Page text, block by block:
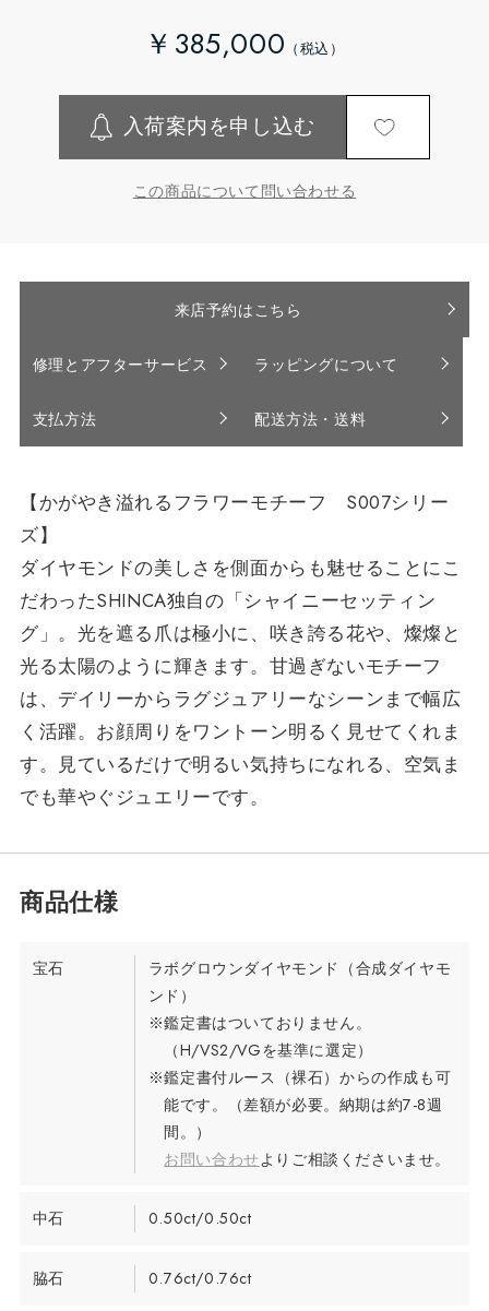
￥385,000
入荷案内を申し込む
この商品について問い合わせる
来店予約はこちら
修理とアフターサービス ラッピングについて
支払方法 配送方法・送料
【かがやき溢れるフラワーモチーフ S007シリー
ズ】
ダイヤモンドの美しさを側面からも魅せることにこ
だわったSHINCA独自の「シャイニーセッティン
グ」。光を遮る爪は極小に、咲き誇る花や、燦燦と
光る太陽のように輝きます。甘過ぎないモチーフ
は、デイリーからラグジュアリーなシーンまで幅広
く活躍。お顔周りをワントーン明るく見せてくれま
す。見ているだけで明るい気持ちになれる、空気ま
でも華やぐジュエリーです。
宝石
ラボグロウンダイヤモンド（合成ダイヤモ
ンド）
※鑑定書はついておりません。
（H/VS2/VGを基準に選定）
※鑑定書付ルース（裸石）からの作成も可
能です。（差額が必要。納期は約7-8週
間。）
お問い合わせよりご相談くださいませ。
中石 0.50ct/0.50ct
脇石 0.76ct/0.76ct